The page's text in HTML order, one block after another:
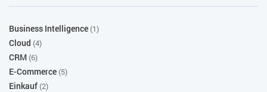
Business Intelligence (1)
Cloud (4)
CRM (6)
E-Commerce (5)
Einkauf (2)